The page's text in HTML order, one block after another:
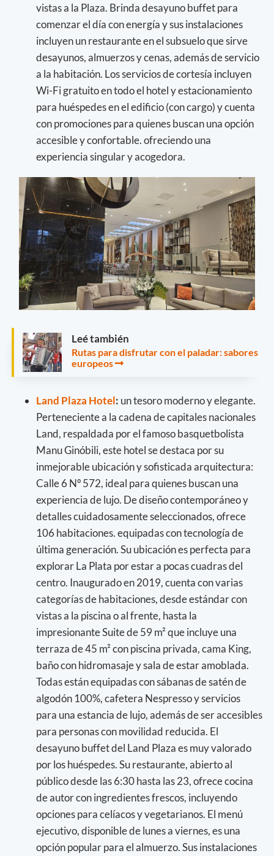
vistas a la Plaza. Brinda desayuno buffet para
comenzar el día con energía y sus instalaciones
incluyen un restaurante en el subsuelo que sirve
desayunos, almuerzos y cenas, además de servicio
a la habitación. Los servicios de cortesía incluyen
Wi-Fi gratuito en todo el hotel y estacionamiento
para huéspedes en el edificio (con cargo) y cuenta
con promociones para quienes buscan una opción
accesible y confortable. ofreciendo una
experiencia singular y acogedora.
Leé también
Rutas para disfrutar con el paladar: sabores
europeos
Land Plaza Hotel: un tesoro moderno y elegante.
Perteneciente a la cadena de capitales nacionales
Land, respaldada por el famoso basquetbolista
Manu Ginóbili, este hotel se destaca por su
inmejorable ubicación y sofisticada arquitectura:
Calle 6 Nº 572, ideal para quienes buscan una
experiencia de lujo. De diseño contemporáneo y
detalles cuidadosamente seleccionados, ofrece
106 habitaciones. equipadas con tecnología de
última generación. Su ubicación es perfecta para
explorar La Plata por estar a pocas cuadras del
centro. Inaugurado en 2019, cuenta con varias
categorías de habitaciones, desde estándar con
vistas a la piscina o al frente, hasta la
impresionante Suite de 59 m² que incluye una
terraza de 45 m² con piscina privada, cama King,
baño con hidromasaje y sala de estar amoblada.
Todas están equipadas con sábanas de satén de
algodón 100%, cafetera Nespresso y servicios
para una estancia de lujo, además de ser accesibles
para personas con movilidad reducida. El
desayuno buffet del Land Plaza es muy valorado
por los huéspedes. Su restaurante, abierto al
público desde las 6:30 hasta las 23, ofrece cocina
de autor con ingredientes frescos, incluyendo
opciones para celíacos y vegetarianos. El menú
ejecutivo, disponible de lunes a viernes, es una
opción popular para el almuerzo. Sus instalaciones